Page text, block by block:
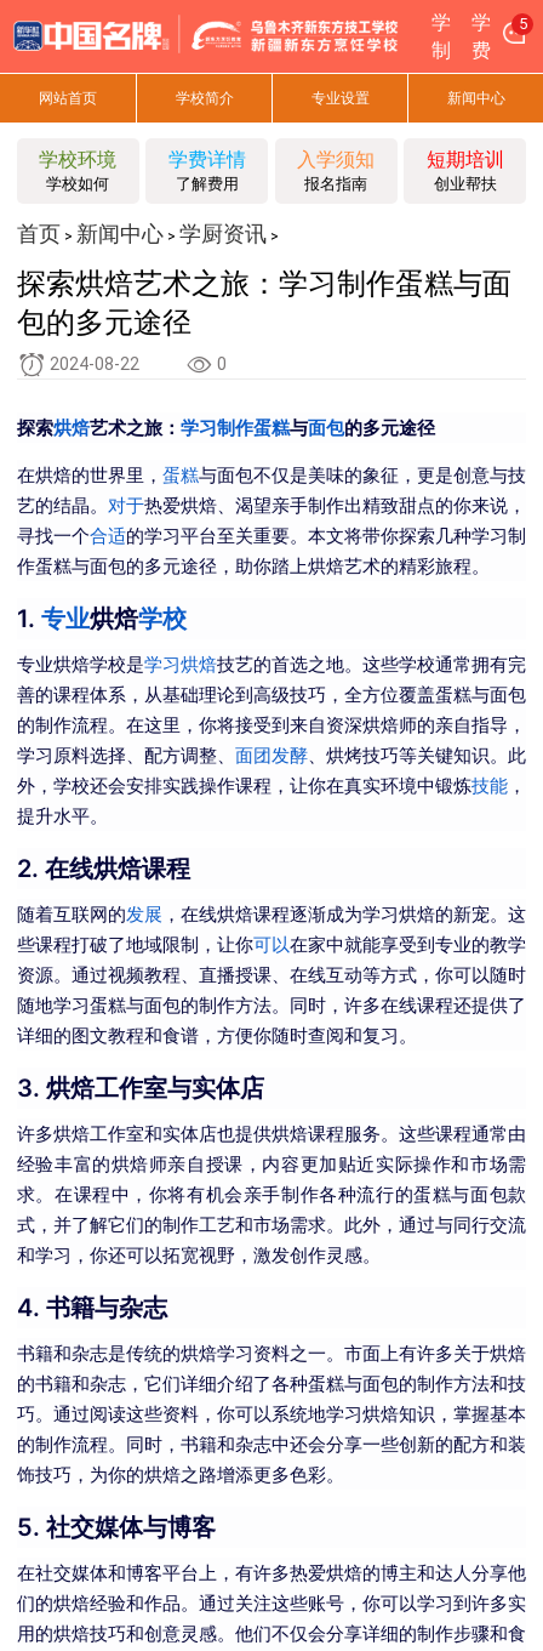
学
制
学
费
5
网站首页 学校简介 专业设置 新闻中心
学校环境
学校如何
学费详情
了解费用
入学须知
报名指南
短期培训
创业帮扶
首页 > 新闻中心> 学厨资讯>
探索烘焙艺术之旅：学习制作蛋糕与面
包的多元途径
2024-08-22 0
探索烘焙艺术之旅： 学习制作蛋糕与面包的多元途径
在烘焙的世界里， 蛋糕与面包不仅是美味的象征，更是创意与技
艺的结晶。 对于热爱烘焙、渴望亲手制作出精致甜点的你来说，
寻找一个合适的学习平台至关重要。本文将带你探索几种学习制
作蛋糕与面包的多元途径，助你踏上烘焙艺术的精彩旅程。
1. 专业烘焙学校
专业烘焙学校是学习烘焙技艺的首选之地。这些学校通常拥有完
善的课程体系，从基础理论到高级技巧，全方位覆盖蛋糕与面包
的制作流程。在这里，你将接受到来自资深烘焙师的亲自指导，
学习原料选择、配方调整、 面团发酵、烘烤技巧等关键知识。此
外，学校还会安排实践操作课程，让你在真实环境中锻炼技能 ，
提升水平。
2. 在线烘焙课程
随着互联网的发展 ，在线烘焙课程逐渐成为学习烘焙的新宠。这
些课程打破了地域限制，让你可以在家中就能享受到专业的教学
资源。通过视频教程、直播授课、在线互动等方式，你可以随时
随地学习蛋糕与面包的制作方法。同时，许多在线课程还提供了
详细的图文教程和食谱，方便你随时查阅和复习。
3. 烘焙工作室与实体店
许多烘焙工作室和实体店也提供烘焙课程服务。这些课程通常由
经验丰富的烘焙师亲自授课，内容更加贴近实际操作和市场需
求。在课程中，你将有机会亲手制作各种流行的蛋糕与面包款
式，并了解它们的制作工艺和市场需求。此外，通过与同行交流
和学习，你还可以拓宽视野，激发创作灵感。
4. 书籍与杂志
书籍和杂志是传统的烘焙学习资料之一。市面上有许多关于烘焙
的书籍和杂志，它们详细介绍了各种蛋糕与面包的制作方法和技
巧。通过阅读这些资料，你可以系统地学习烘焙知识，掌握基本
的制作流程。同时，书籍和杂志中还会分享一些创新的配方和装
饰技巧，为你的烘焙之路增添更多色彩。
5. 社交媒体与博客
在社交媒体和博客平台上，有许多热爱烘焙的博主和达人分享他
们的烘焙经验和作品。通过关注这些账号，你可以学习到许多实
用的烘焙技巧和创意灵感。他们不仅会分享详细的制作步骤和食